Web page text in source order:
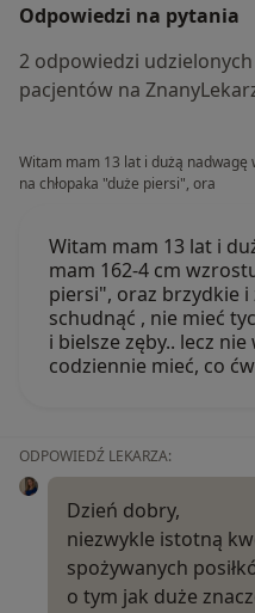
Odpowiedzi na pytania
2 odpowiedzi
pacjentów na
Witam mam 13 lat i dużą
na chłopaka "duże piersi", ora
Witam mam 13 lat i
mam 162-4 cm
piersi", oraz brzydkie i
schudnąć , nie mieć
i bielsze zęby.. lecz
codziennie mieć, co
ODPOWIEDŹ LEKARZA:
Dzień dobry,
niezwykle istotną
spożywanych
o tym jak duże